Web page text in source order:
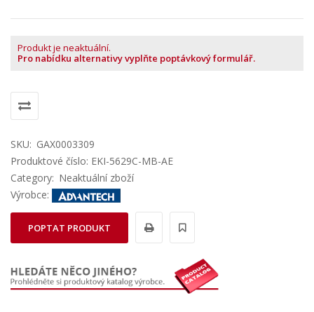
Produkt je neaktuální.
Pro nabídku alternativy vyplňte poptávkový formulář.
SKU: GAX0003309
Produktové číslo: EKI-5629C-MB-AE
Category: Neaktuální zboží
Výrobce:
POPTAT PRODUKT